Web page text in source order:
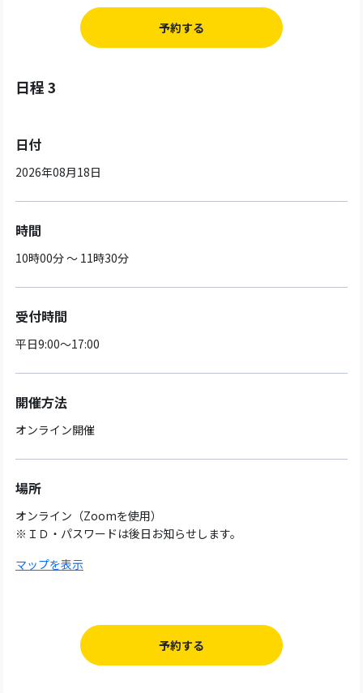
予約する
日程 3
日付
2026年08月18日
時間
10時00分 ～ 11時30分
受付時間
平日9:00～17:00
開催方法
オンライン開催
場所
オンライン（Zoomを使用）
※ＩＤ・パスワードは後日お知らせします。
マップを表示
予約する